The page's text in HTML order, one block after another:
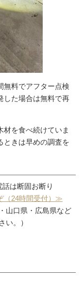
無料でアフター点検
した場合は無料で再
材を食べ続けていま
ときは早めの調査を
は断固お断り
（24時間受付）≫
山口県・広島県など
い。）